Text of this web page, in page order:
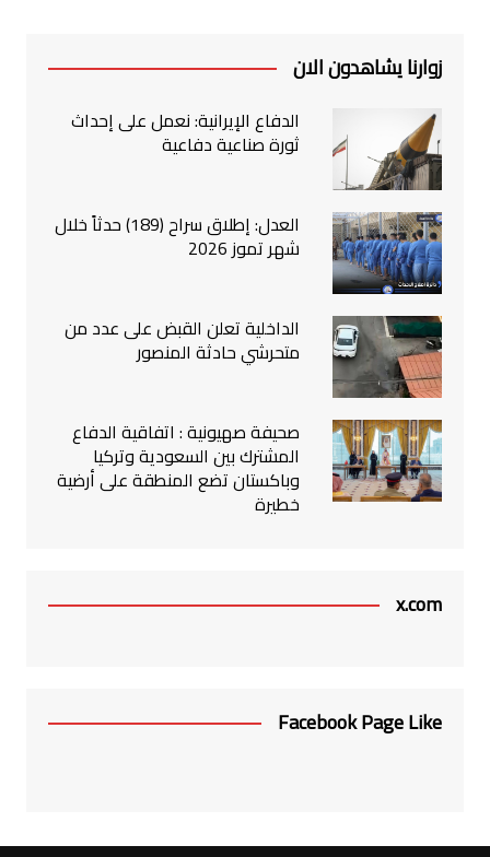
زوارنا يشاهدون الان
الدفاع الإيرانية: نعمل على إحداث
ثورة صناعية دفاعية
العدل: إطلاق سراح (189) حدثاً خلال
شهر تموز 2026
الداخلية تعلن القبض على عدد من
متحرشي حادثة المنصور
صحيفة صهيونية : اتفاقية الدفاع
المشترك بين السعودية وتركيا
وباكستان تضع المنطقة على أرضية
خطيرة
x.com
Facebook Page Like